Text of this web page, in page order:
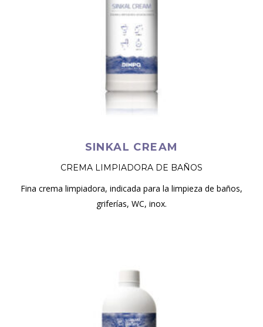
SINKAL CREAM
CREMA LIMPIADORA DE BAÑOS
Fina crema limpiadora, indicada para la limpieza de baños,
griferías, WC, inox.